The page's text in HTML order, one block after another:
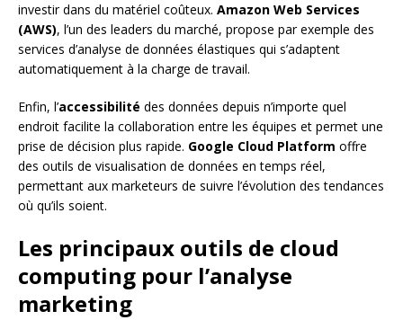
investir dans du matériel coûteux. Amazon Web Services
(AWS), l’un des leaders du marché, propose par exemple des
services d’analyse de données élastiques qui s’adaptent
automatiquement à la charge de travail.
Enfin, l’accessibilité des données depuis n’importe quel
endroit facilite la collaboration entre les équipes et permet une
prise de décision plus rapide. Google Cloud Platform offre
des outils de visualisation de données en temps réel,
permettant aux marketeurs de suivre l’évolution des tendances
où qu’ils soient.
Les principaux outils de cloud
computing pour l’analyse
marketing